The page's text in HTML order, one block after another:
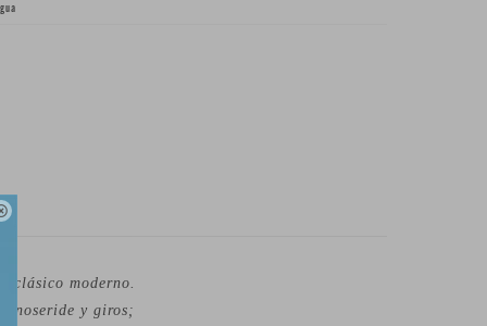
clásico moderno.
noseride y giros;